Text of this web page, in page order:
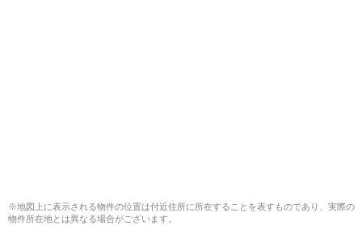
※地図上に表示される物件の位置は付近住所に所在することを表すものであり、実際の
物件所在地とは異なる場合がございます。